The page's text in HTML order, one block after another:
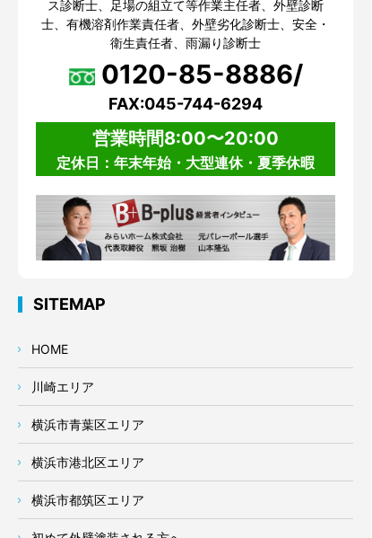
ス診断士、足場の組立て等作業主任者、外壁診断
士、有機溶剤作業責任者、外壁劣化診断士、安全・
衛生責任者、雨漏り診断士
0120-85-8886/
FAX:045-744-6294
営業時間8:00〜20:00
定休日：年末年始・大型連休・夏季休暇
SITEMAP
HOME
川崎エリア
横浜市青葉区エリア
横浜市港北区エリア
横浜市都筑区エリア